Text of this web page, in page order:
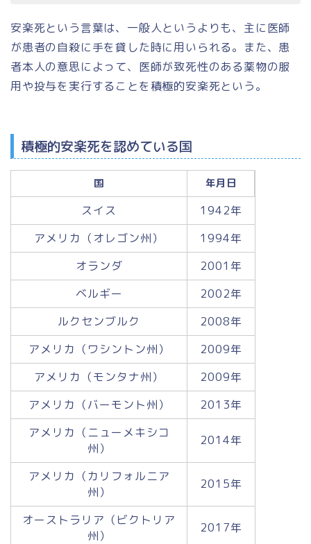
安楽死という言葉は、一般人というよりも、主に医師
が患者の自殺に手を貸した時に用いられる。また、患
者本人の意思によって、医師が致死性のある薬物の服
用や投与を実行することを積極的安楽死という。
積極的安楽死を認めている国
国 年月日
スイス
1942年
アメリカ（オレゴン州）
1994年
オランダ
2001年
ベルギー
2002年
ルクセンブルク
2008年
アメリカ（ワシントン州）
2009年
アメリカ（モンタナ州）
2009年
アメリカ（バーモント州）
2013年
アメリカ（ニューメキシコ
州）
2014年
アメリカ（カリフォルニア
州）
2015年
オーストラリア（ビクトリア
州）
2017年